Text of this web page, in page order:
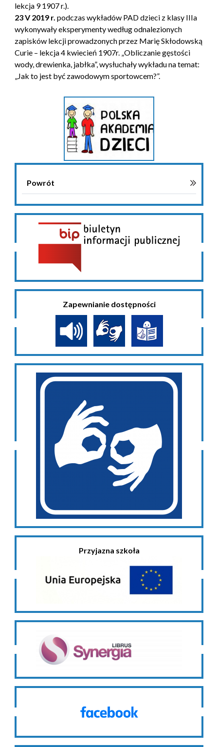
lekcja 9 1907 r.).
23 V 2019 r. podczas wykładów PAD dzieci z klasy IIIa
wykonywały eksperymenty według odnalezionych
zapisków lekcji prowadzonych przez Marię Skłodowską
Curie – lekcja 4 kwiecień 1907r. „Obliczanie gęstości
wody, drewienka, jabłka”, wysłuchały wykładu na temat:
„Jak to jest być zawodowym sportowcem?”.
Powrót
Zapewnianie dostępności
Przyjazna szkoła